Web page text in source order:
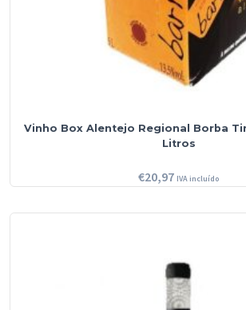
Vinho Box Alentejo Regional Borba
Litros
€20,97 IVA incluído